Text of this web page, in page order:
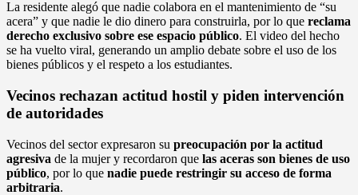
La residente alegó que nadie colabora en el mantenimiento de “su
acera” y que nadie le dio dinero para construirla, por lo que reclama
derecho exclusivo sobre ese espacio público. El video del hecho
se ha vuelto viral, generando un amplio debate sobre el uso de los
bienes públicos y el respeto a los estudiantes.
Vecinos rechazan actitud hostil y piden intervención
de autoridades
Vecinos del sector expresaron su preocupación por la actitud
agresiva de la mujer y recordaron que las aceras son bienes de uso
público, por lo que nadie puede restringir su acceso de forma
arbitraria.